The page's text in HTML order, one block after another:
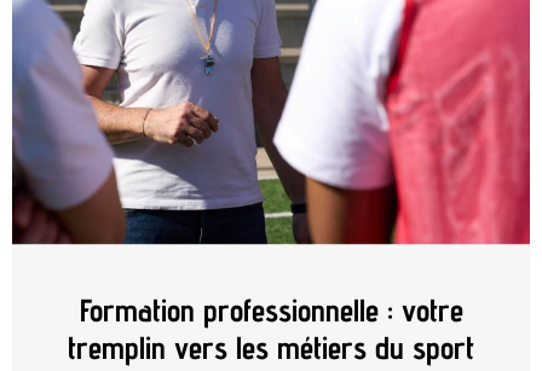
Formation professionnelle : votre
tremplin vers les métiers du sport